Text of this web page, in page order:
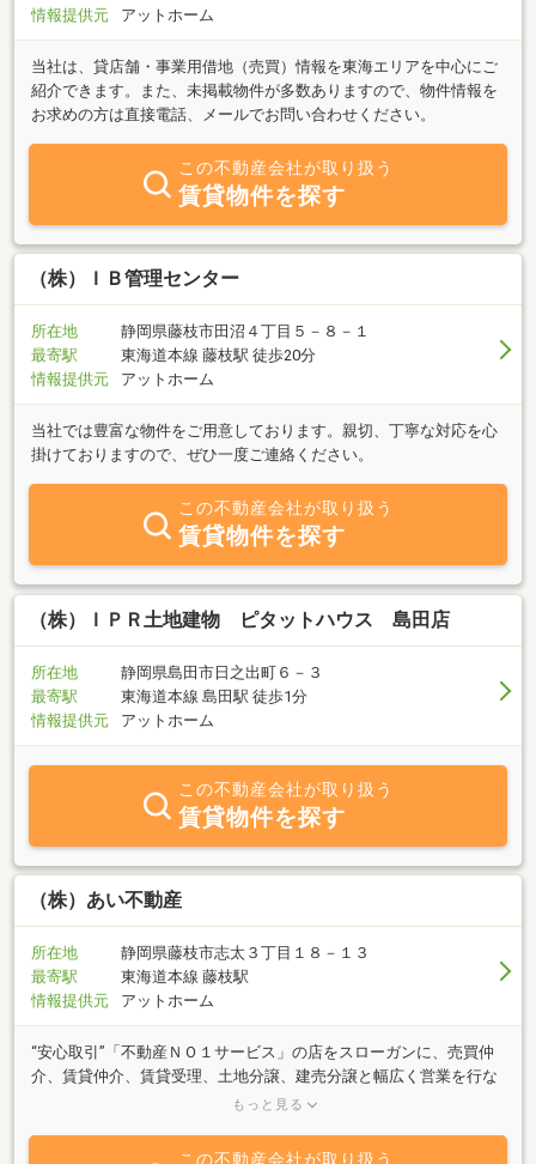
情報提供元
アットホーム
当社は、貸店舗・事業用借地（売買）情報を東海エリアを中心にご
紹介できます。また、未掲載物件が多数ありますので、物件情報を
お求めの方は直接電話、メールでお問い合わせください。
この不動産会社が取り扱う
賃貸物件を探す
（株）ＩＢ管理センター
所在地
静岡県藤枝市田沼４丁目５－８－１
最寄駅
東海道本線 藤枝駅 徒歩20分
情報提供元
アットホーム
当社では豊富な物件をご用意しております。親切、丁寧な対応を心
掛けておりますので、ぜひ一度ご連絡ください。
この不動産会社が取り扱う
賃貸物件を探す
（株）ＩＰＲ土地建物 ピタットハウス 島田店
所在地
静岡県島田市日之出町６－３
最寄駅
東海道本線 島田駅 徒歩1分
情報提供元
アットホーム
この不動産会社が取り扱う
賃貸物件を探す
（株）あい不動産
所在地
静岡県藤枝市志太３丁目１８－１３
最寄駅
東海道本線 藤枝駅
情報提供元
アットホーム
“安心取引”「不動産ＮＯ１サービス」の店をスローガンに、売買仲
介、賃貸仲介、賃貸受理、土地分譲、建売分譲と幅広く営業を行な
っております。土地探しからご購入後のサポートまで！営業から建
男性5名、女性５名の計１０名。お悩み、ご相談事がございました
もっと見る